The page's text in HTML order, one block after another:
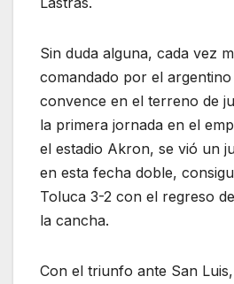
Sin duda alguna, cada vez
comandado por el
convence en el terreno de
la primera jornada en el
el estadio Akron, se vió un
en esta fecha doble,
Toluca 3-2 con el regreso
la cancha.
Con el triunfo ante San